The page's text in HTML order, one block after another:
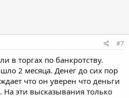
#7
в торгах по банкротству.
2 месяца. Денег до сих пор
что он уверен что деньги
эти высказывания только